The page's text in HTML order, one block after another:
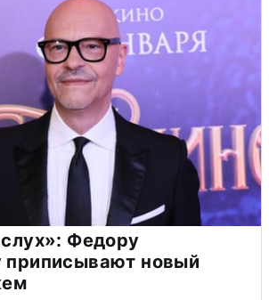
Федору
приписывают новый